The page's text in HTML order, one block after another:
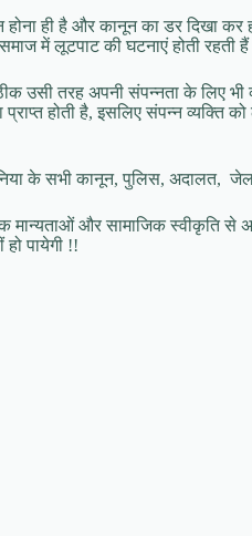
ही है और कानून का डर दिखा कर
में लूटपाट की घटनाएं होती रहती हैं
उसी तरह अपनी संपन्नता के लिए भी
होती है, इसलिए संपन्न व्यक्ति
के सभी कानून, पुलिस, अदालत,
मान्यताओं और सामाजिक स्वीकृति
पायेगी !!